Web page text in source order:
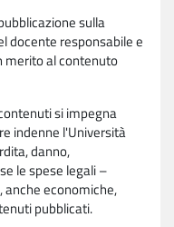
sulla
docente responsabile e
merito al contenuto
si impegna
indenne l'Università
danno,
le spese legali –
anche economiche,
pubblicati.